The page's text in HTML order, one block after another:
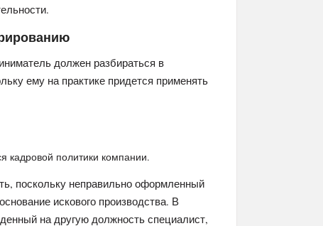
должен разбираться в
ему на практике придется применять
кадровой политики компании.
поскольку неправильно оформленный
искового производства. В
на другую должность специалист,